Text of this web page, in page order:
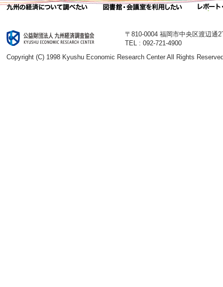
〒810-0004 福岡市中央区渡辺通
TEL : 092-721-4900
Copyright (C) 1998 Kyushu Economic Research Center All Rights